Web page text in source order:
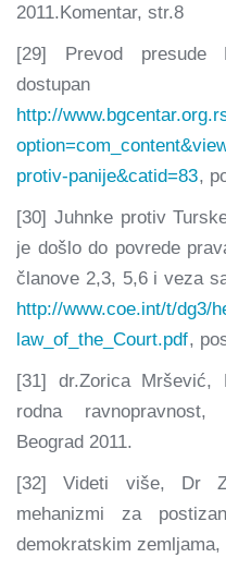
2011.Komentar, str.8
[29] Prevod presude
http://
protiv-panije&catid=83,
[30] Juhnke protiv
je došlo do povrede
članove 2,3, 5,6 i veza
http://www.coe.int/t/dg3/
law_of_the_Court.pdf,
[31] dr.Zorica Mršević,
rodna
Beograd 2011.
[32] Videti više, Dr
mehanizmi za
demokratskim zemljama,